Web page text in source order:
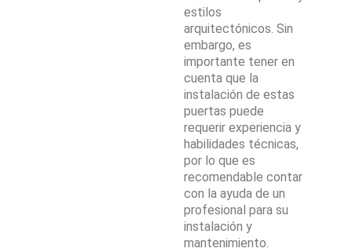
estilos
arquitectónicos. Sin
embargo, es
importante tener en
cuenta que la
instalación de estas
puertas puede
requerir experiencia y
habilidades técnicas,
por lo que es
recomendable contar
con la ayuda de un
profesional para su
instalación y
mantenimiento.